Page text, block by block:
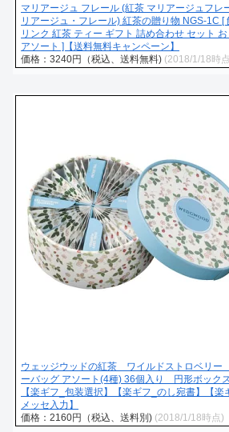
マリアージュ フレール (紅茶 マリアージュフレ
リアージュ・フレール) 紅茶の贈り物 NGS-1C [
リンク 紅茶 ティー ギフト 詰め合わせ セット
アソート ]【送料無料キャンペーン】
価格：3240円（税込、送料無料) (2018/1/18時
ウェッジウッドの紅茶 ワイルドストロベリー
ーバッグ アソート(4種) 36個入り 円形ボック
【楽ギフ_包装選択】【楽ギフ_のし宛書】【楽
メッセ入力】
価格：2160円（税込、送料別) (2018/1/18時点)